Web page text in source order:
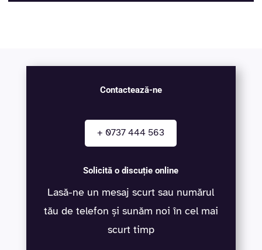
Contactează-ne
+ 0737 444 563
Solicită o discuție online
Lasă-ne un mesaj scurt sau numărul
tău de telefon și sunăm noi în cel mai
scurt timp